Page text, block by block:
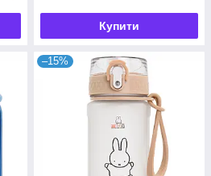
Купити
–15%